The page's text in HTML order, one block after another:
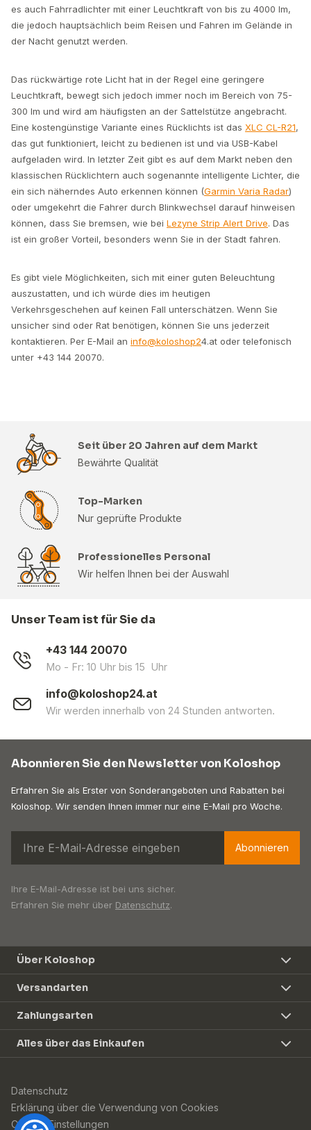
es auch Fahrradlichter mit einer Leuchtkraft von bis zu 4000 lm,
die jedoch hauptsächlich beim Reisen und Fahren im Gelände in
der Nacht genutzt werden.
Das rückwärtige rote Licht hat in der Regel eine geringere
Leuchtkraft, bewegt sich jedoch immer noch im Bereich von 75-
300 lm und wird am häufigsten an der Sattelstütze angebracht.
Eine kostengünstige Variante eines Rücklichts ist das XLC CL-R21,
das gut funktioniert, leicht zu bedienen ist und via USB-Kabel
aufgeladen wird. In letzter Zeit gibt es auf dem Markt neben den
klassischen Rücklichtern auch sogenannte intelligente Lichter, die
ein sich näherndes Auto erkennen können (Garmin Varia Radar)
oder umgekehrt die Fahrer durch Blinkwechsel darauf hinweisen
können, dass Sie bremsen, wie bei Lezyne Strip Alert Drive. Das
ist ein großer Vorteil, besonders wenn Sie in der Stadt fahren.
Es gibt viele Möglichkeiten, sich mit einer guten Beleuchtung
auszustatten, und ich würde dies im heutigen
Verkehrsgeschehen auf keinen Fall unterschätzen. Wenn Sie
unsicher sind oder Rat benötigen, können Sie uns jederzeit
kontaktieren. Per E-Mail an info@koloshop24.at oder telefonisch
unter +43 144 20070.
Seit über 20 Jahren auf dem Markt
Bewährte Qualität
Top-Marken
Nur geprüfte Produkte
Professionelles Personal
Wir helfen Ihnen bei der Auswahl
Unser Team ist für Sie da
+43 144 20070
Mo - Fr: 10 Uhr bis 15 Uhr
info@koloshop24.at
Wir werden innerhalb von 24 Stunden antworten.
Abonnieren Sie den Newsletter von Koloshop
Erfahren Sie als Erster von Sonderangeboten und Rabatten bei
Koloshop. Wir senden Ihnen immer nur eine E-Mail pro Woche.
Abonnieren
Ihre E-Mail-Adresse ist bei uns sicher.
Erfahren Sie mehr über Datenschutz.
Über Koloshop
Versandarten
Zahlungsarten
Alles über das Einkaufen
Datenschutz
Erklärung über die Verwendung von Cookies
Cookie-Einstellungen